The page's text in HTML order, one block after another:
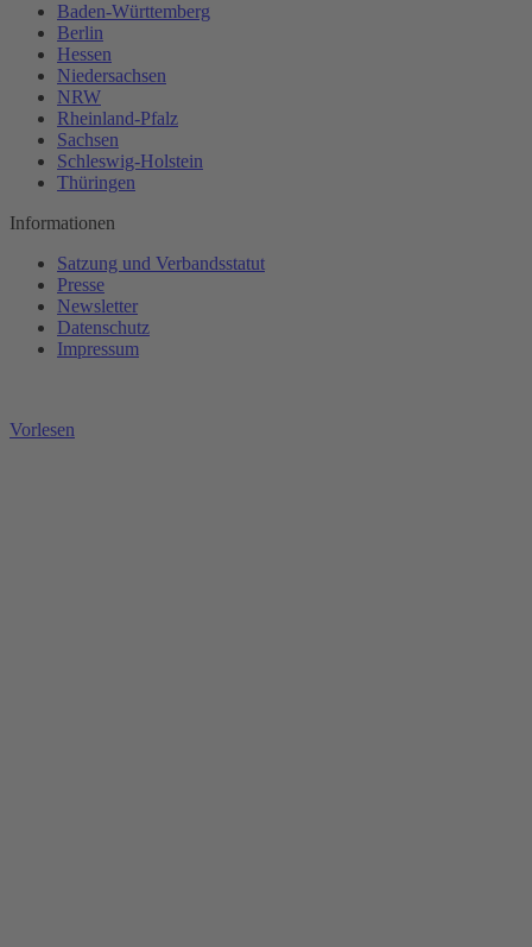
Baden-Württemberg
Berlin
Hessen
Niedersachsen
NRW
Rheinland-Pfalz
Sachsen
Schleswig-Holstein
Thüringen
Informationen
Satzung und Verbandsstatut
Presse
Newsletter
Datenschutz
Impressum
Vorlesen